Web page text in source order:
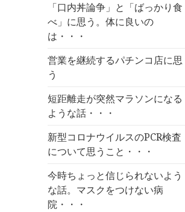
「口内丼論争」と「ばっかり食
べ」に思う。体に良いの
は・・・
営業を継続するパチンコ店に思
う
短距離走が突然マラソンになる
ような話・・・
新型コロナウイルスのPCR検査
について思うこと・・・
今時ちょっと信じられないよう
な話。マスクをつけない病
院・・・